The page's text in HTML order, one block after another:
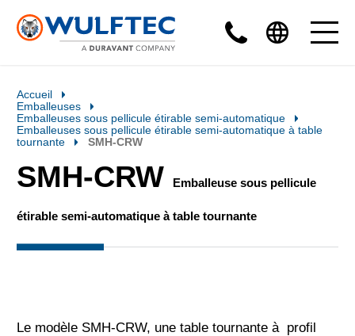
Accueil
Emballeuses
Emballeuses sous pellicule étirable semi-automatique
Emballeuses sous pellicule étirable semi-automatique à table
tournante
SMH-CRW
SMH-CRW Emballeuse sous pellicule
étirable semi-automatique à table tournante
Le modèle SMH-CRW, une table tournante à profil